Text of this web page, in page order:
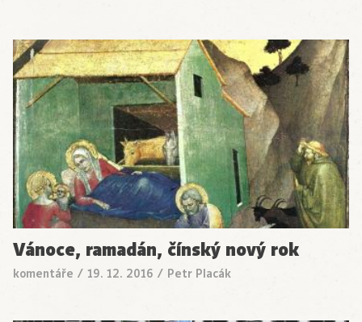
Vánoce, ramadán, čínský nový rok
komentáře / 19. 12. 2016 / Petr Placák